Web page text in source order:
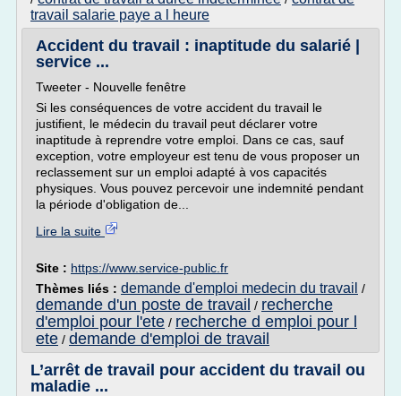
travail salarie paye a l heure
Accident du travail : inaptitude du salarié |
service ...
Tweeter - Nouvelle fenêtre
Si les conséquences de votre accident du travail le
justifient, le médecin du travail peut déclarer votre
inaptitude à reprendre votre emploi. Dans ce cas, sauf
exception, votre employeur est tenu de vous proposer un
reclassement sur un emploi adapté à vos capacités
physiques. Vous pouvez percevoir une indemnité pendant
la période d'obligation de...
Lire la suite
Site : https://www.service-public.fr
Thèmes liés : demande d'emploi medecin du travail /
demande d'un poste de travail / recherche
d'emploi pour l'ete / recherche d emploi pour l
ete / demande d'emploi de travail
L’arrêt de travail pour accident du travail ou
maladie ...